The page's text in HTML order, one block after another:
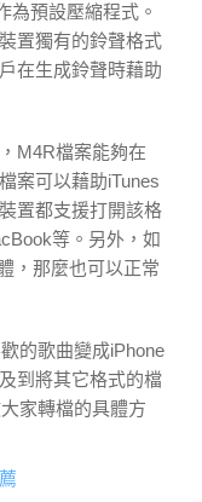
為預設壓縮程式。
置獨有的鈴聲格式
在生成鈴聲時藉助
M4R檔案能夠在
案可以藉助iTunes
置都支援打開該格
等。另外，如
，那麼也可以正常
的歌曲變成iPhone
到將其它格式的檔
家轉檔的具體方